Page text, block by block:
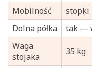
Mobilność
stopki
Dolna półka
tak —
Waga
stojaka
35 kg